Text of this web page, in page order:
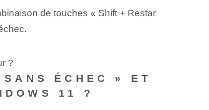
de touches « Shift + Restar
?
ÉCHEC » ET
11 ?